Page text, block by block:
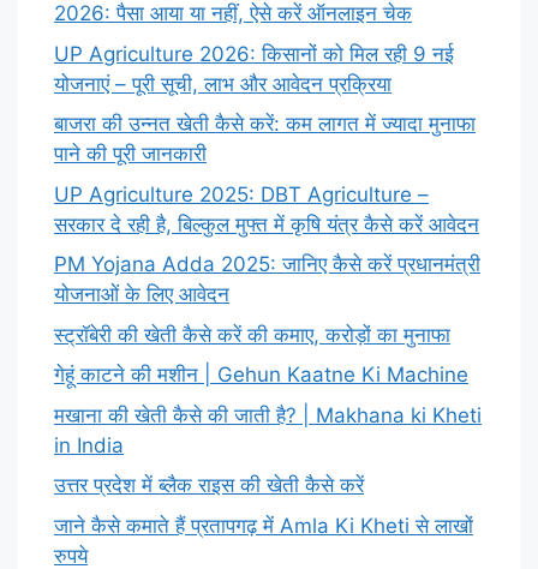
2026: पैसा आया या नहीं, ऐसे करें ऑनलाइन चेक
UP Agriculture 2026: किसानों को मिल रही 9 नई
योजनाएं – पूरी सूची, लाभ और आवेदन प्रक्रिया
बाजरा की उन्नत खेती कैसे करें: कम लागत में ज्यादा मुनाफा
पाने की पूरी जानकारी
UP Agriculture 2025: DBT Agriculture –
सरकार दे रही है, बिल्कुल मुफ्त में कृषि यंत्र कैसे करें आवेदन
PM Yojana Adda 2025: जानिए कैसे करें प्रधानमंत्री
योजनाओं के लिए आवेदन
स्ट्रॉबेरी की खेती कैसे करें की कमाए, करोड़ों का मुनाफा
गेहूं काटने की मशीन | Gehun Kaatne Ki Machine
मखाना की खेती कैसे की जाती है? | Makhana ki Kheti
in India
उत्तर प्रदेश में ब्लैक राइस की खेती कैसे करें
जाने कैसे कमाते हैं प्रतापगढ़ में Amla Ki Kheti से लाखों
रुपये